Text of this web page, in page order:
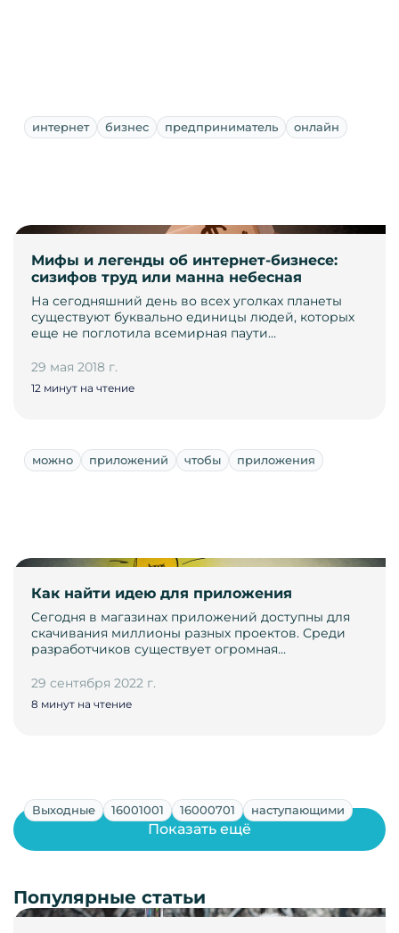
интернет бизнес предприниматель онлайн
Мифы и легенды об интернет-бизнесе:
сизифов труд или манна небесная
На сегодняшний день во всех уголках планеты
существуют буквально единицы людей, которых
еще не поглотила всемирная паути…
29 мая 2018 г.
12 минут на чтение
можно приложений чтобы приложения
Как найти идею для приложения
Сегодня в магазинах приложений доступны для
скачивания миллионы разных проектов. Среди
разработчиков существует огромная…
29 сентября 2022 г.
8 минут на чтение
Выходные 16001001 16000701 наступающими
Показать ещё
Популярные статьи